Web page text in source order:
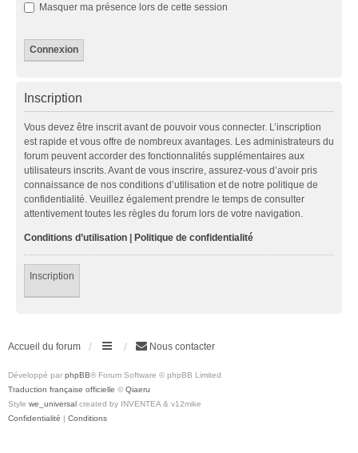
Masquer ma présence lors de cette session
Inscription
Vous devez être inscrit avant de pouvoir vous connecter. L’inscription
est rapide et vous offre de nombreux avantages. Les administrateurs du
forum peuvent accorder des fonctionnalités supplémentaires aux
utilisateurs inscrits. Avant de vous inscrire, assurez-vous d’avoir pris
connaissance de nos conditions d’utilisation et de notre politique de
confidentialité. Veuillez également prendre le temps de consulter
attentivement toutes les règles du forum lors de votre navigation.
Conditions d’utilisation | Politique de confidentialité
Inscription
Accueil du forum Nous contacter
Développé par phpBB® Forum Software © phpBB Limited
Traduction française officielle © Qiaeru
Style we_universal created by INVENTEA & v12mike
Confidentialité | Conditions